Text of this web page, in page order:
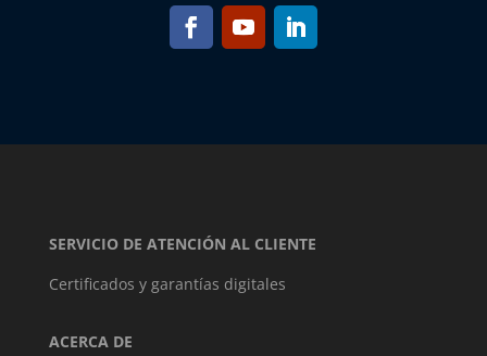
SERVICIO DE ATENCIÓN AL CLIENTE
Certificados y garantías digitales
ACERCA DE